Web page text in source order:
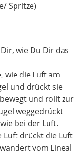
Spritze)
wie Du Dir das
wie die Luft am
und drückt sie
und rollt zur
weggedrückt
bei der Luft.
Luft drückt die Luft
vom Lineal